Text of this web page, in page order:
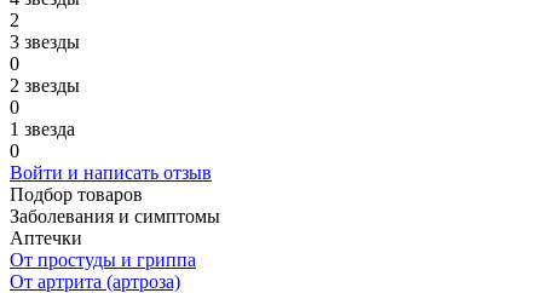
2
3 звезды
0
2 звезды
0
1 звезда
0
Войти и написать отзыв
Подбор товаров
Заболевания и симптомы
Аптечки
От простуды и гриппа
От артрита (артроза)